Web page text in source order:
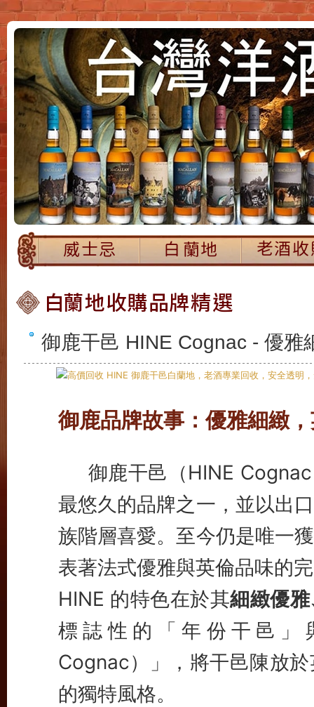
御鹿干邑 HINE Cognac - 優雅
御鹿品牌故事：優雅細緻
御鹿干邑（HINE
最悠久的品牌之一，並以出
族階層喜愛。至今仍是唯一
表著法式優雅與英倫品味的
HINE 的特色在於其細緻優
標誌性的「年份干邑」
Cognac）」，將干邑陳放
的獨特風格。